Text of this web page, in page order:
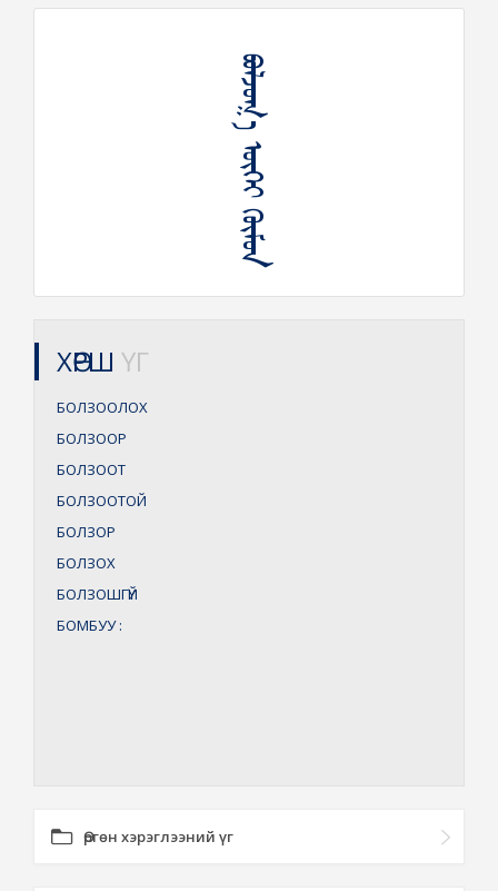
ᠪᠣᠯᠵᠤᠭ᠎ᠠ ᠦᠭᠡᠶ ᠬᠦᠮᠦᠨ
ХӨРШ ҮГ
БОЛЗООЛОХ
БОЛЗООР
БОЛЗООТ
БОЛЗООТОЙ
БОЛЗОР
БОЛЗОХ
БОЛЗОШГҮЙ
БОМБУУ:
Өргөн хэрэглээний үг